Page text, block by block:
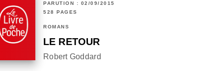
PARUTION : 02/09/2015
528 PAGES
ROMANS
LE RETOUR
Robert Goddard